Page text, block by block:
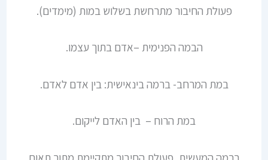
פעולת החיבור מתרחשת בשלוש במות (מימדים).
הבמה הפנימית –אדם בתוך עצמו.
במת המרחב- ברמה בינאישית: בין אדם לאדם.
במת הרוח – בין האדם לייקום.